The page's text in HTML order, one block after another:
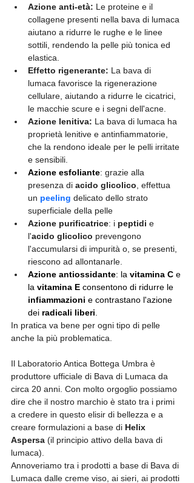
Azione anti-età: Le proteine e il
collagene presenti nella bava di lumaca
aiutano a ridurre le rughe e le linee
sottili, rendendo la pelle più tonica ed
elastica.
Effetto rigenerante: La bava di
lumaca favorisce la rigenerazione
cellulare, aiutando a ridurre le cicatrici,
le macchie scure e i segni dell'acne.
Azione lenitiva: La bava di lumaca ha
proprietà lenitive e antinfiammatorie,
che la rendono ideale per le pelli irritate
e sensibili.
Azione esfoliante: grazie alla
presenza di acido glicolico, effettua
un peeling delicato dello strato
superficiale della pelle
Azione purificatrice: i peptidi e
l'acido glicolico prevengono
l'accumularsi di impurità o, se presenti,
riescono ad allontanarle.
Azione antiossidante: la vitamina C e
la vitamina E consentono di ridurre le
infiammazioni e contrastano l'azione
dei radicali liberi.
In pratica va bene per ogni tipo di pelle
anche la più problematica.
Il Laboratorio Antica Bottega Umbra è
produttore ufficiale di Bava di Lumaca da
circa 20 anni. Con molto orgoglio possiamo
dire che il nostro marchio è stato tra i primi
a credere in questo elisir di bellezza e a
creare formulazioni a base di Helix
Aspersa (il principio attivo della bava di
lumaca).
Annoveriamo tra i prodotti a base di Bava di
Lumaca dalle creme viso, ai sieri, ai prodotti